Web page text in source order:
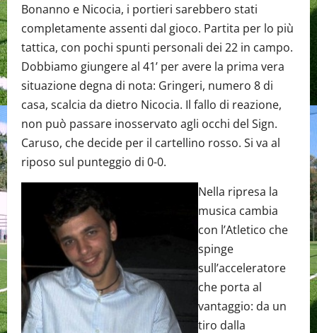
Bonanno e Nicocia, i portieri sarebbero stati
completamente assenti dal gioco. Partita per lo più
tattica, con pochi spunti personali dei 22 in campo.
Dobbiamo giungere al 41’ per avere la prima vera
situazione degna di nota: Gringeri, numero 8 di
casa, scalcia da dietro Nicocia. Il fallo di reazione,
non può passare inosservato agli occhi del Sign.
Caruso, che decide per il cartellino rosso. Si va al
riposo sul punteggio di 0-0.
Nella ripresa la
musica cambia
con l’Atletico che
spinge
sull’acceleratore
che porta al
vantaggio: da un
tiro dalla